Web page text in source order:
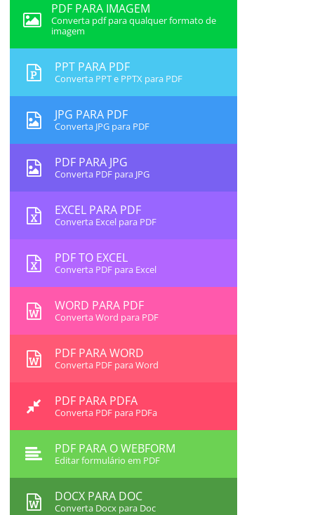
PDF PARA IMAGEM
Converta pdf para qualquer formato de
imagem
PPT PARA PDF
Converta PPT e PPTX para PDF
JPG PARA PDF
Converta JPG para PDF
PDF PARA JPG
Converta PDF para JPG
EXCEL PARA PDF
Converta Excel para PDF
PDF TO EXCEL
Converta PDF para Excel
WORD PARA PDF
Converta Word para PDF
PDF PARA WORD
Converta PDF para Word
PDF PARA PDFA
Converta PDF para PDFa
PDF PARA O WEBFORM
Editar formulário em PDF
DOCX PARA DOC
Converta Docx para Doc